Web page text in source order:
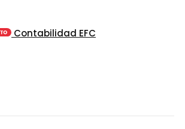
Contabilidad EFC